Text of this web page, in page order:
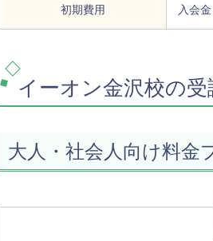
初期費用 入会
イーオン金沢校の
大人・社会人向け料金